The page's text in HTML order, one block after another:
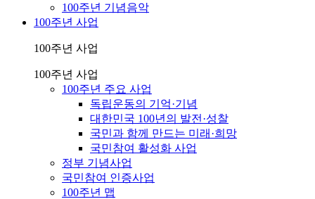
100주년 기념음악
100주년 사업
100주년 사업
100주년 사업
100주년 주요 사업
독립운동의 기억·기념
대한민국 100년의 발전·성찰
국민과 함께 만드는 미래·희망
국민참여 활성화 사업
정부 기념사업
국민참여 인증사업
100주년 맵